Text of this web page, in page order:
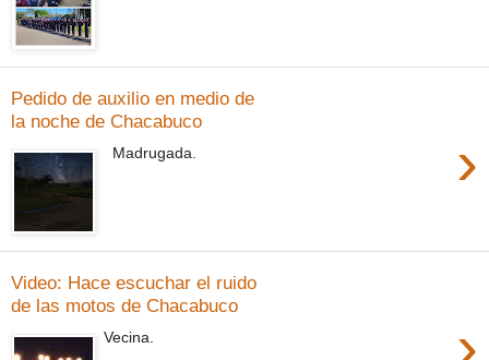
Pedido de auxilio en medio de
la noche de Chacabuco
›
Madrugada.
Video: Hace escuchar el ruido
de las motos de Chacabuco
Vecina.